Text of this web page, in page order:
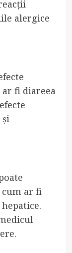
alergice
fi diareea
cum ar fi